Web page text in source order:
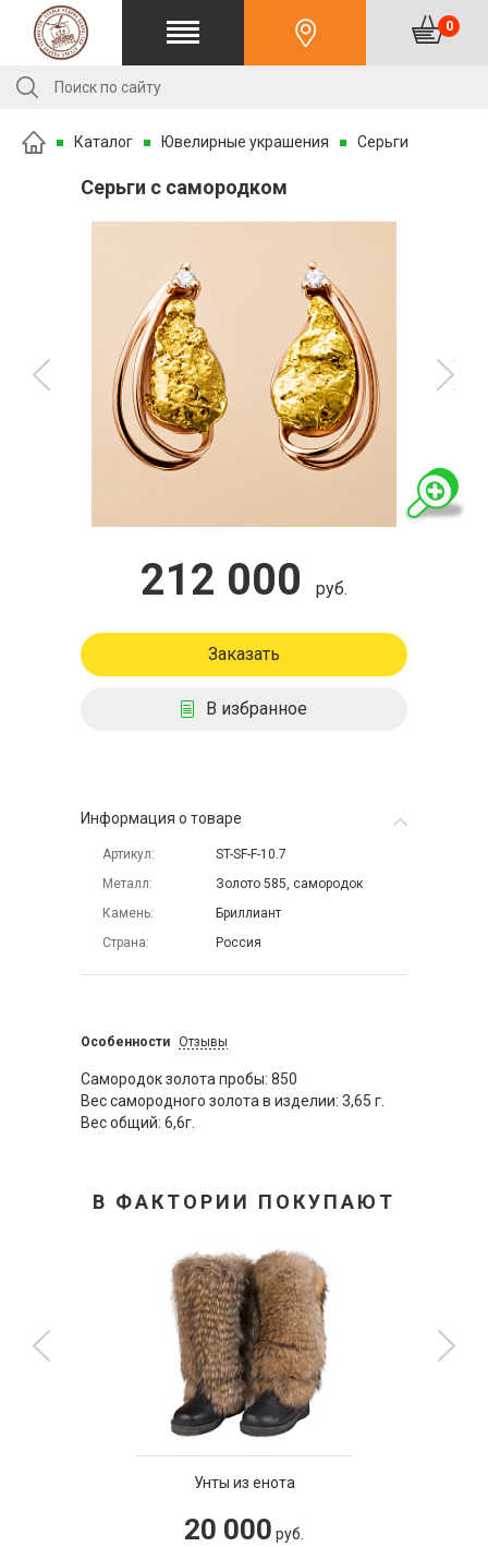
0
Каталог Ювелирные украшения Серьги
Серьги с самородком
212 000 руб.
Заказать
В избранное
Информация о товаре
Артикул
ST-SF-F-10.7
Металл
Золото 585, самородок
Камень
Бриллиант
Страна
Россия
Особенности Отзывы
Самородок золота пробы: 850
Вес самородного золота в изделии: 3,65 г.
Вес общий: 6,6г.
В ФАКТОРИИ ПОКУПАЮТ
Унты из енота
20 000 руб.